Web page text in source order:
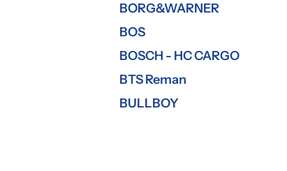
BORG&WARNER
BOS
BOSCH - HC CARGO
BTS Reman
BULLBOY